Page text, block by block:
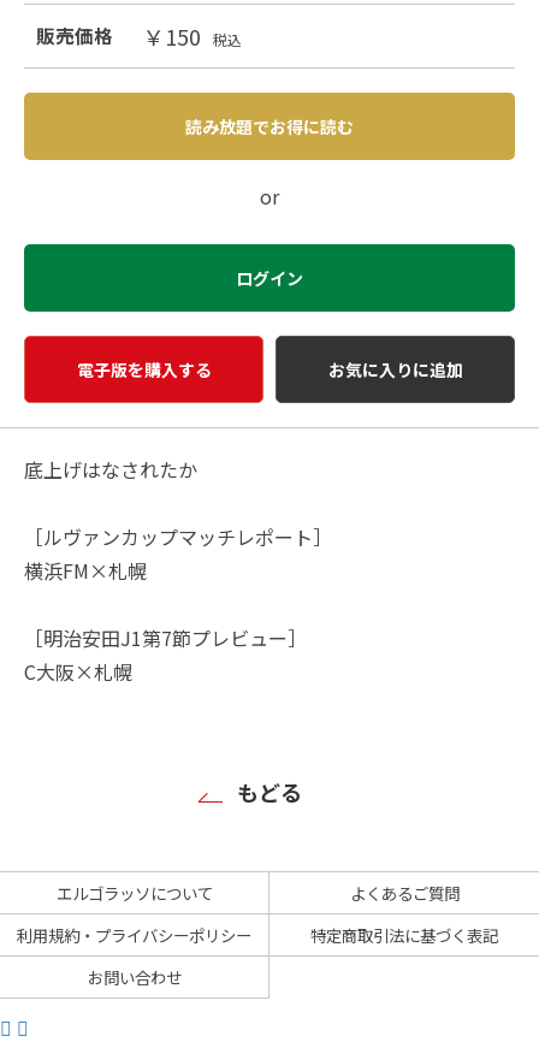
販売価格 ￥150 税込
読み放題でお得に読む
or
ログイン
電子版を購入する お気に入りに追加
底上げはなされたか
［ルヴァンカップマッチレポート］
横浜FM×札幌
［明治安田J1第7節プレビュー］
C大阪×札幌
もどる
エルゴラッソについて
よくあるご質問
利用規約・プライバシーポリシー
特定商取引法に基づく表記
お問い合わせ